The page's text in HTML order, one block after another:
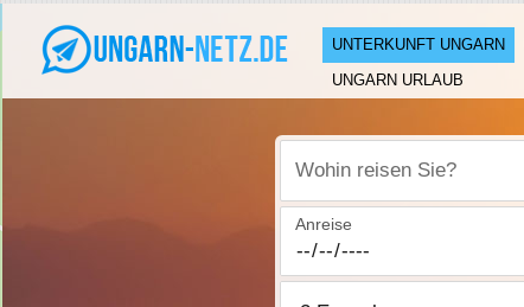
UNTERKUNFT UNGARN
UNGARN URLAUB
Wohin reisen Sie?
Anreise